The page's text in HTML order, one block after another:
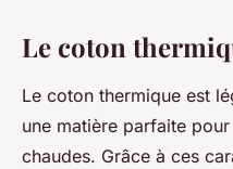
Le coton
Le coton thermique est
une matière parfaite
chaudes. Grâce à ces